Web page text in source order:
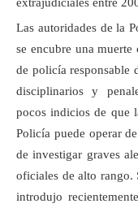
extrajudiciales entre
Las autoridades de la
se encubre una
de policía responsable
disciplinarios y
pocos indicios de que
Policía puede operar
de investigar graves
oficiales de alto rango.
introdujo